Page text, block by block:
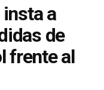
a
de
frente al